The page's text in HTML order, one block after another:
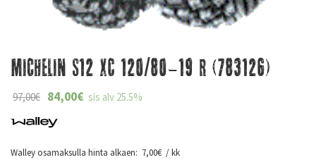
Michelin S12 XC 120/80-19 R (783126)
97,00€ 84,00€ sis alv 25.5%
Walley osamaksulla hinta alkaen: 7,00€ / kk